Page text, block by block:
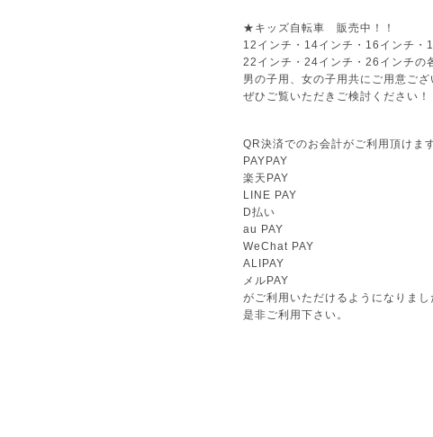
★キッズ自転車 販売中！！
12インチ・14インチ・16インチ・
22インチ・24インチ・26インチの
男の子用、女の子用共にご用意ござ
ぜひご覧いただきご検討ください！
QR決済でのお会計がご利用頂けま
PAYPAY
楽天PAY
LINE PAY
D払い
au PAY
WeChat PAY
ALIPAY
メルPAY
がご利用いただけるようになりまし
是非ご利用下さい。